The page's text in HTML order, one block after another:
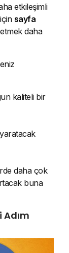
etkileşimli
sayfa
daha
kaliteli bir
daha çok
buna
Adım